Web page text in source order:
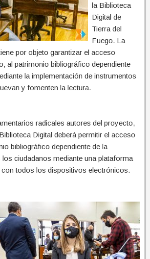
la Biblioteca
Digital de
Tierra del
Fuego. La
por objeto garantizar el acceso
al patrimonio bibliográfico dependiente
la implementación de instrumentos
y fomenten la lectura.
radicales autores del proyecto,
Digital deberá permitir el acceso
bibliográfico dependiente de la
ciudadanos mediante una plataforma
todos los dispositivos electrónicos.